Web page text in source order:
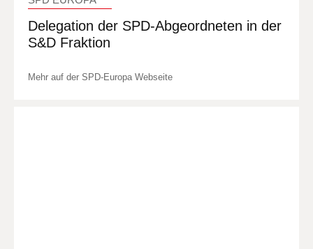
Delegation der SPD-Abgeordneten in der
S&D Fraktion
Mehr auf der SPD-Europa Webseite